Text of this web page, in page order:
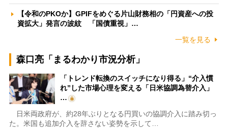
【令和のPKOか】GPIFをめぐる片山財務相の「円資産への投
資拡大」発言の波紋 「国債重視」…
一覧を見る
森口亮「まるわかり市況分析」
「トレンド転換のスイッチになり得る」“介入慣
れ”した市場心理を変える「日米協調為替介入」
…
日米両政府が、約28年ぶりとなる円買いの協調介入に踏み切っ
た。米国も追加介入を辞さない姿勢を示して…